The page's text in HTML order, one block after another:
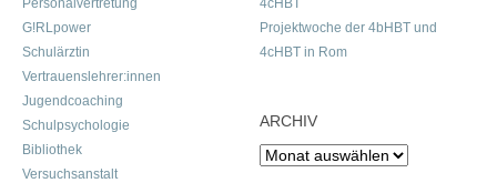
Personalvertretung
G!RLpower
Schulärztin
Vertrauenslehrer:innen
Jugendcoaching
Schulpsychologie
Bibliothek
Versuchsanstalt
4cHBT
Projektwoche der 4bHBT und
4cHBT in Rom
ARCHIV
Archiv